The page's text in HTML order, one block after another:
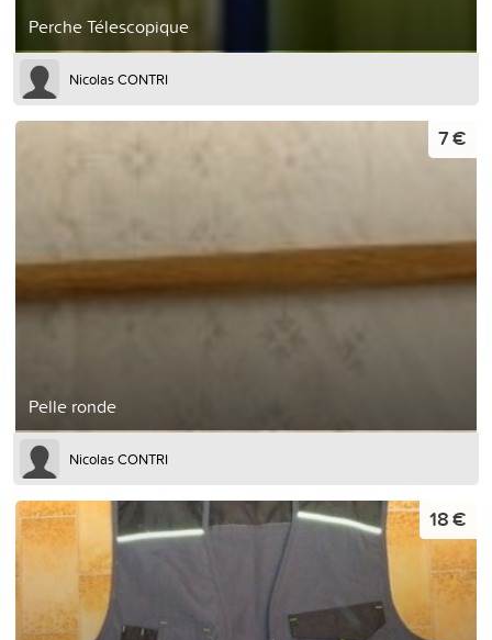
Perche Télescopique
Nicolas CONTRI
Pelle ronde
7 €
Nicolas CONTRI
18 €